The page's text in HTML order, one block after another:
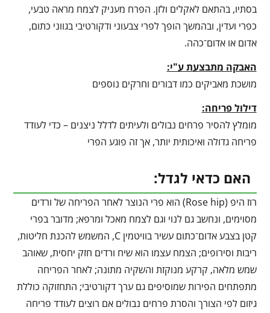
בסתיו, בהתאם לאקלים ולזן. הפרח מעניק לצמח מראה טבעי,
כפרי ועדין, ובהמשך הופך לפרי צבעוני ודקורטיבי בגווני כתום,
אדום או אדום־כהה.
האבקה מתבצעת ע"י:
מושכת מאביקים כמו דבורים וחרקים נוספים
דילול פריחה:
מומלץ להסיר פרחים נבולים ולעיתים לדלל ניצנים – כדי לעודד
פריחה גדולה ואיכותית יותר, אך זה פוגע הפרי
האם כדאי לגדל:
רוז היפ (Rose hip) הוא פרי הנוצר לאחר הפריחה של ורדים
מסוימים, ונחשב גם לנוי וגם לצמח מאכל ומרפא; מדובר בפרי
קטן בצבע אדום־כתום עשיר בוויטמין C, המשמש להכנת חליטות,
ריבות וסירופים; הצמח עצמו הוא שיח ורדים חזק יחסית, שאוהב
שמש מלאה, קרקע מנוקזת והשקיה מתונה; לאחר הפריחה
מתפתחים הפירות שמוסיפים גם ערך דקורטיבי; התחזוקה כוללת
גיזום לפי הצורך והסרת פרחים נבולים אם רוצים לעודד פריחה